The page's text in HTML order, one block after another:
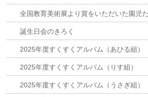
全国教育美術展より賞をいただいた園児
誕生日会のきろく
2025年度すくすくアルバム（あひる組）
2025年度すくすくアルバム（りす組）
2025年度すくすくアルバム（うさぎ組）